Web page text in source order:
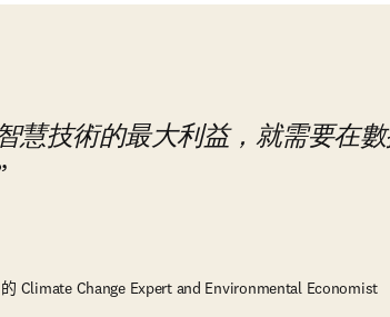
慧技術的最大利益，就需要在
Climate Change Expert and Environmental Economist